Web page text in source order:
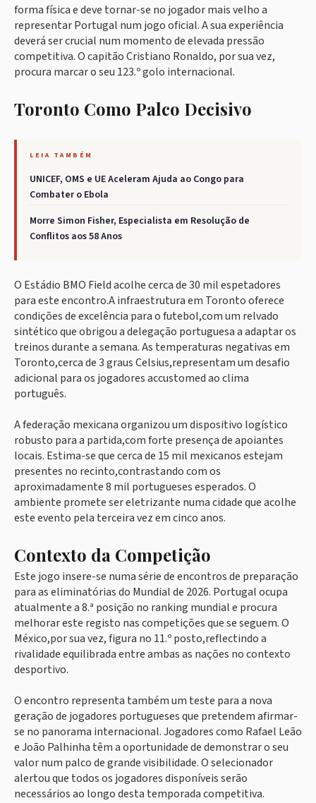
forma física e deve tornar-se no jogador mais velho a
representar Portugal num jogo oficial. A sua experiência
deverá ser crucial num momento de elevada pressão
competitiva. O capitão Cristiano Ronaldo, por sua vez,
procura marcar o seu 123.º golo internacional.
Toronto Como Palco Decisivo
LEIA TAMBÉM
UNICEF, OMS e UE Aceleram Ajuda ao Congo para
Combater o Ebola
Morre Simon Fisher, Especialista em Resolução de
Conflitos aos 58 Anos
O Estádio BMO Field acolhe cerca de 30 mil espetadores
para este encontro.A infraestrutura em Toronto oferece
condições de excelência para o futebol,com um relvado
sintético que obrigou a delegação portuguesa a adaptar os
treinos durante a semana. As temperaturas negativas em
Toronto,cerca de 3 graus Celsius,representam um desafio
adicional para os jogadores accustomed ao clima
português.
A federação mexicana organizou um dispositivo logístico
robusto para a partida,com forte presença de apoiantes
locais. Estima-se que cerca de 15 mil mexicanos estejam
presentes no recinto,contrastando com os
aproximadamente 8 mil portugueses esperados. O
ambiente promete ser eletrizante numa cidade que acolhe
este evento pela terceira vez em cinco anos.
Contexto da Competição
Este jogo insere-se numa série de encontros de preparação
para as eliminatórias do Mundial de 2026. Portugal ocupa
atualmente a 8.ª posição no ranking mundial e procura
melhorar este registo nas competições que se seguem. O
México,por sua vez, figura no 11.º posto,reflectindo a
rivalidade equilibrada entre ambas as nações no contexto
desportivo.
O encontro representa também um teste para a nova
geração de jogadores portugueses que pretendem afirmar-
se no panorama internacional. Jogadores como Rafael Leão
e João Palhinha têm a oportunidade de demonstrar o seu
valor num palco de grande visibilidade. O selecionador
alertou que todos os jogadores disponíveis serão
necessários ao longo desta temporada competitiva.